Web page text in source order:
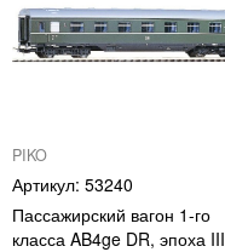
PIKO
53240
Пассажирский вагон 1-го
класса AB4ge DR, эпоха III